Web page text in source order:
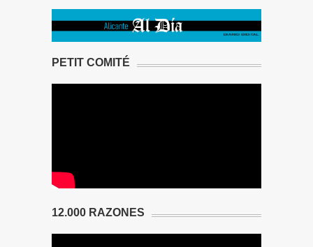
PETIT COMITÉ
12.000 RAZONES